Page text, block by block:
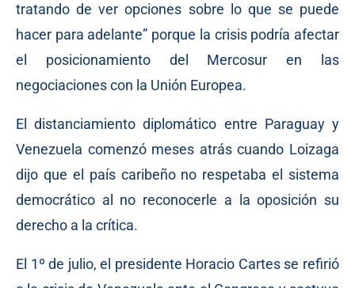
tratando de ver opciones sobre lo que se puede
hacer para adelante” porque la crisis podría afectar
el posicionamiento del Mercosur en las
negociaciones con la Unión Europea.
El distanciamiento diplomático entre Paraguay y
Venezuela comenzó meses atrás cuando Loizaga
dijo que el país caribeño no respetaba el sistema
democrático al no reconocerle a la oposición su
derecho a la crítica.
El 1º de julio, el presidente Horacio Cartes se refirió